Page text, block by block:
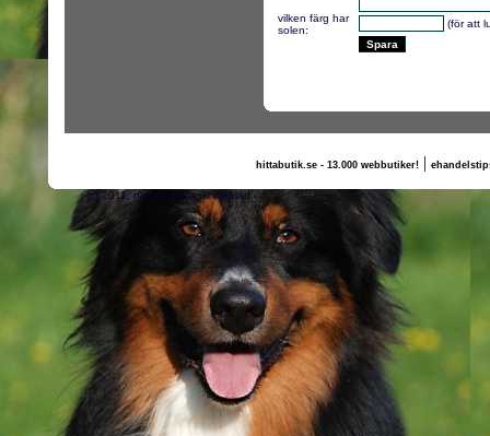
vilken färg har
solen:
(för att
hittabutik.se - 13.000 webbutiker!|
(c) 2011, nogg.se & anki liljeblad